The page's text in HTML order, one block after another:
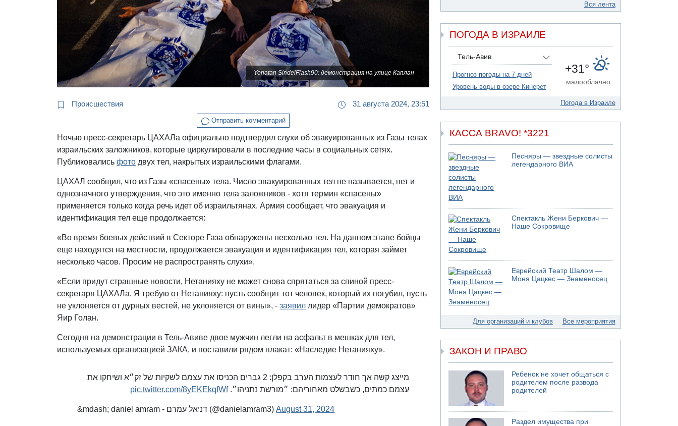
Yonatan SindelFlash90: демонстрация на улице Каплан
Происшествия 31 августа 2024, 23:51
Отправить комментарий
Ночью пресс-секретарь ЦАХАЛа официально подтвердил слухи об эвакуированных из Газы телах
израильских заложников, которые циркулировали в последние часы в социальных сетях.
Публиковалисьфото двух тел, накрытых израильскими флагами.
ЦАХАЛ сообщил, что из Газы «спасены» тела. Число эвакуированных тел не называется, нет и
однозначного утверждения, что это именно тела заложников - хотя термин «спасены»
применяется только когда речь идет об израильтянах. Армия сообщает, что эвакуация и
идентификация тел еще продолжается:
«Во время боевых действий в Секторе Газа обнаружены несколько тел. На данном этапе бойцы
еще находятся на местности, продолжается эвакуация и идентификация тел, которая займет
несколько часов. Просим не распространять слухи».
«Если придут страшные новости, Нетанияху не может снова спрятаться за спиной пресс-
секретаря ЦАХАЛа. Я требую от Нетанияху: пусть сообщит тот человек, который их погубил, пусть
не уклоняется от дурных вестей, не уклоняется от вины», -заявил лидер «Партии демократов»
Яир Голан.
Сегодня на демонстрации в Тель-Авиве двое мужчин легли на асфальт в мешках для тел,
используемых организацией ЗАКА, и поставили рядом плакат: «Наследие Нетанияху».
מייצג קשה אך חודר לעצמות הערב בקפלן: 2 גברים הכניסו את עצמם לשקיות של זק״א ושיחקו את
עצמם כמתים, כשבשלט מאחוריהם: ״מורשת נתניהו״.pic.twitter.com/8yEKEkqfWf
&mdash; daniel amram - דניאל עמרם (@danielamram3)August 31, 2024
06.08.2026 13:13
Арестованы двое подозреваемых в стрельбе
по электрической компании
06.08.2026 13:07
Возле Кирьят-Арбы пожар на местности
06.08.2026 12:06
США не будут давить на Израиль в вопросе
06.08.2026 08:45
Взрыв в Северном Тель-Авиве
Украинская атака на российский НПЗ
Израиль провел испытания системы
противоракетной обороны "Хец"
МАДА призывает израильтян срочно сдавать
кровь
Бывший посол Израиля в ООН Гилад Эрдан
объявит в четверг о создании новой
политической партии
05.08.2026 13:49
На севере Израиля на берег выбросило тело
В России горят новые склады
Вся лента
ПОГОДА В ИЗРАИЛЕ
Тель-Авив
Прогноз погоды на 7 дней
Уровень воды в озере Кинерет
+31°
малооблачно
Погода в Израиле
КАССА BRAVO! *3221
Песняры — звездные солисты
легендарного ВИА
Спектакль Жени Беркович —
Наше Сокровище
Еврейский Театр Шалом —
Моня Цацкес — Знаменосец
Для организаций и клубов Все мероприятия
ЗАКОН И ПРАВО
Ребенок не хочет общаться с
родителем после развода
родителей
Раздел имущества при